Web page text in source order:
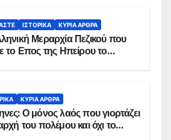
ΙΣΤΟΡΙΚΆ ΚΥΡΙΑ ΑΡΘΡΑ
Μεραρχία Πεζικού που
το Επος της Ηπείρου το
ΚΥΡΙΑ ΑΡΘΡΑ
Ο μόνος λαός που γιορτάζει
του πολέμου και όχι το